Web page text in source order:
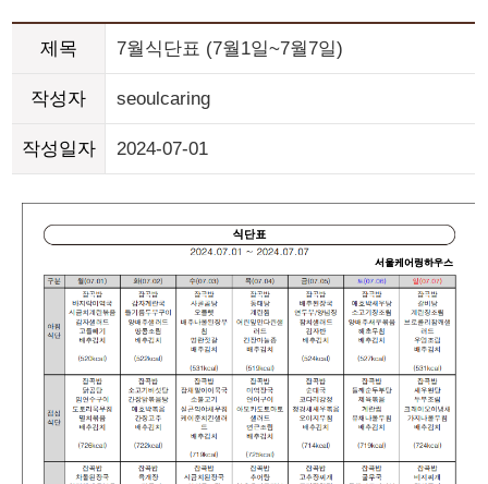
제목 7월식단표 (7월1일~7월7일)
작성자 seoulcaring
작성일자 2024-07-01